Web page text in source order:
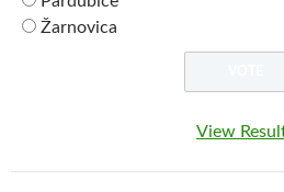
Žarnovica
View